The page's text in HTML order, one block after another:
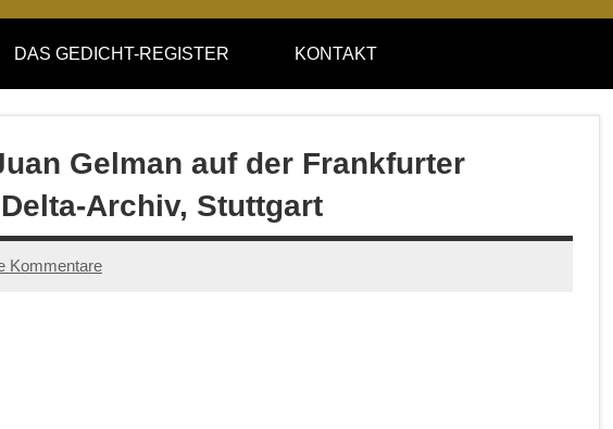
DAS GEDICHT-REGISTER KONTAKT
Gelman auf der Frankfurter
Archiv, Stuttgart
Kommentare